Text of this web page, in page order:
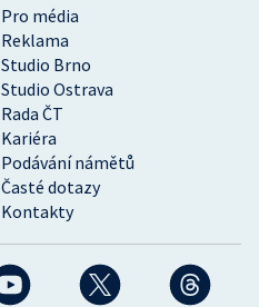
Pro média
Reklama
Studio Brno
Studio Ostrava
Rada ČT
Kariéra
Podávání námětů
Časté dotazy
Kontakty